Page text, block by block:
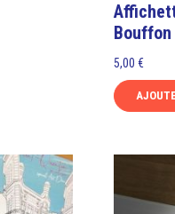
Bouffon
5,00€